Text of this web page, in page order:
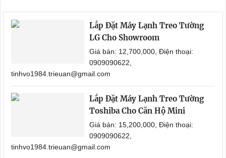
Lắp Đặt Máy Lạnh Treo Tường
LG Cho Showroom
Giá bán: 12,700,000, Điện thoại:
0909090622,
tinhvo1984.trieuan@gmail.com
Lắp Đặt Máy Lạnh Treo Tường
Toshiba Cho Căn Hộ Mini
Giá bán: 15,200,000, Điện thoại:
0909090622,
tinhvo1984.trieuan@gmail.com